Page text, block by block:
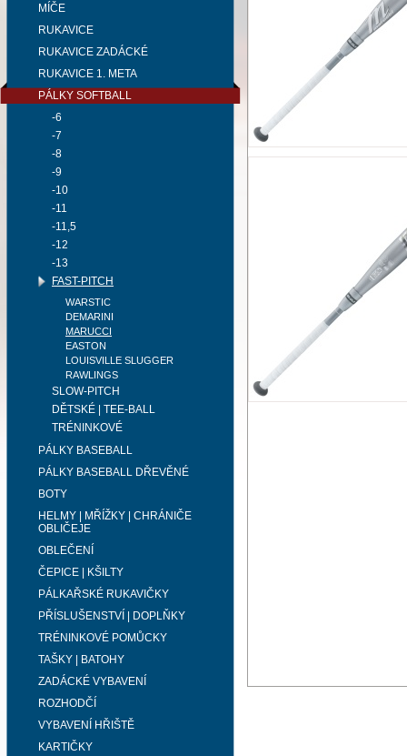
MÍČE
RUKAVICE
RUKAVICE ZADÁCKÉ
RUKAVICE 1. META
PÁLKY SOFTBALL
-6
-7
-8
-9
-10
-11
-11,5
-12
-13
FAST-PITCH
WARSTIC
DEMARINI
MARUCCI
EASTON
LOUISVILLE SLUGGER
RAWLINGS
SLOW-PITCH
DĚTSKÉ | TEE-BALL
TRÉNINKOVÉ
PÁLKY BASEBALL
PÁLKY BASEBALL DŘEVĚNÉ
BOTY
HELMY | MŘÍŽKY | CHRÁNIČE
OBLIČEJE
OBLEČENÍ
ČEPICE | KŠILTY
PÁLKAŘSKÉ RUKAVIČKY
PŘÍSLUŠENSTVÍ | DOPLŇKY
TRÉNINKOVÉ POMŮCKY
TAŠKY | BATOHY
ZADÁCKÉ VYBAVENÍ
ROZHODČÍ
VYBAVENÍ HŘIŠTĚ
KARTIČKY